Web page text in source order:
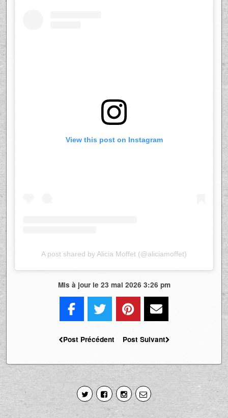
View this post on Instagram
A post shared by Alicia Moffet (@aliciamoffet)
Mis à jour le 23 mai 2026 3:26 pm
Post Précédent Post Suivant